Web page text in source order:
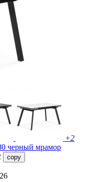
+2
черный мрамор
copy